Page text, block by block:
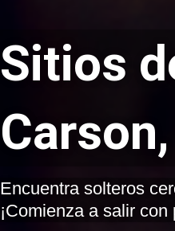
Sitios
Encuentra solteros cerca de ti en Carson, California.
¡Comienza a salir